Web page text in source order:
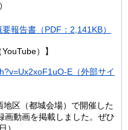
報告書（PDF：2,141KB）
）】
E（外部サイ
区（都城会場）で開催した
画動画を掲載しました。ぜひ
）